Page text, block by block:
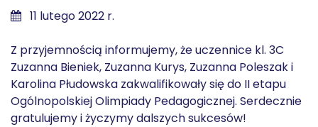
11 lutego 2022 r.
Z przyjemnością informujemy, że uczennice kl. 3C
Zuzanna Bieniek, Zuzanna Kurys, Zuzanna Poleszak i
Karolina Płudowska zakwalifikowały się do II etapu
Ogólnopolskiej Olimpiady Pedagogicznej. Serdecznie
gratulujemy i życzymy dalszych sukcesów!